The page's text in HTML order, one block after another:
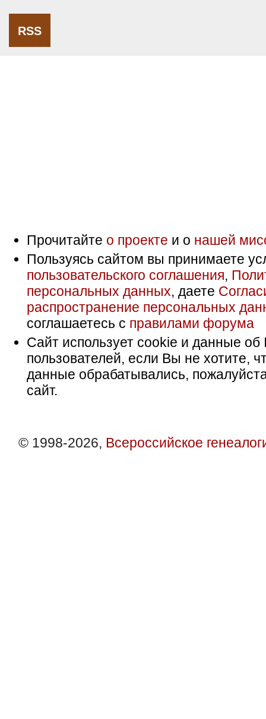
RSS
Прочитайте о проекте и о нашей
Пользуясь сайтом вы принимаете
пользовательского соглашения,
персональных данных, даете
распространение персональных
соглашаетесь с правилами форума
Сайт использует cookie и данные об
пользователей, если Вы не хотите,
данные обрабатывались,
сайт.
© 1998-2026, Всероссийское